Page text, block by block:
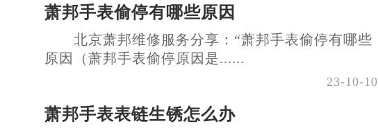
萧邦手表偷停有哪些原因
北京萧邦维修服务分享：“萧邦手表偷停有哪些
原因（萧邦手表偷停原因是......
23-10-10
萧邦手表表链生锈怎么办